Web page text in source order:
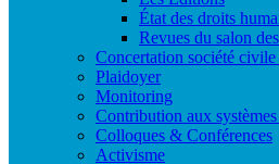
État des droits
Revues du salon
Concertation société
Plaidoyer
Monitoring
Contribution aux
Colloques & Conférences
Activisme